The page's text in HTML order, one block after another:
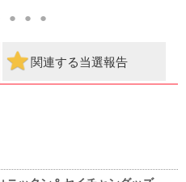
● ● ●
関連する当選報告